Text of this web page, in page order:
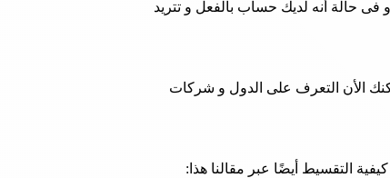
حالة أنه لديك حساب بالفعل و تتريد
عليك طريق البحث الطويل، فيمكنك الأن التعرف على الدول و شركات
التقسيط أيضًا عبر مقالنا هذا: